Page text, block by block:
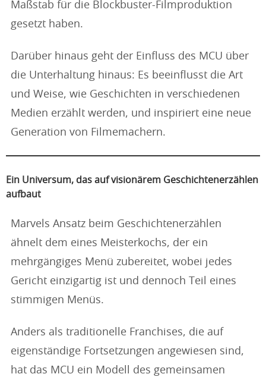
Maßstab für die Blockbuster-Filmproduktion
gesetzt haben.
Darüber hinaus geht der Einfluss des MCU über
die Unterhaltung hinaus: Es beeinflusst die Art
und Weise, wie Geschichten in verschiedenen
Medien erzählt werden, und inspiriert eine neue
Generation von Filmemachern.
Ein Universum, das auf visionärem Geschichtenerzählen
aufbaut
Marvels Ansatz beim Geschichtenerzählen
ähnelt dem eines Meisterkochs, der ein
mehrgängiges Menü zubereitet, wobei jedes
Gericht einzigartig ist und dennoch Teil eines
stimmigen Menüs.
Anders als traditionelle Franchises, die auf
eigenständige Fortsetzungen angewiesen sind,
hat das MCU ein Modell des gemeinsamen